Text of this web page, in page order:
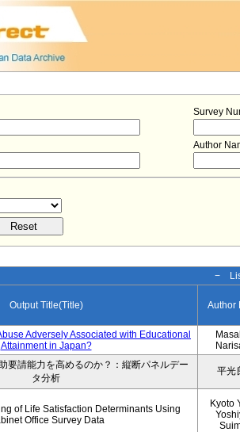
Survey
Author
−
Output Title(Title) Author
Adversely Associated with Educational
Attainment in Japan?
要請能力を高めるのか？：縦断パネルデー
タ分析
平光
of Life Satisfaction Determinants Using
Office Survey Data
Kyoto